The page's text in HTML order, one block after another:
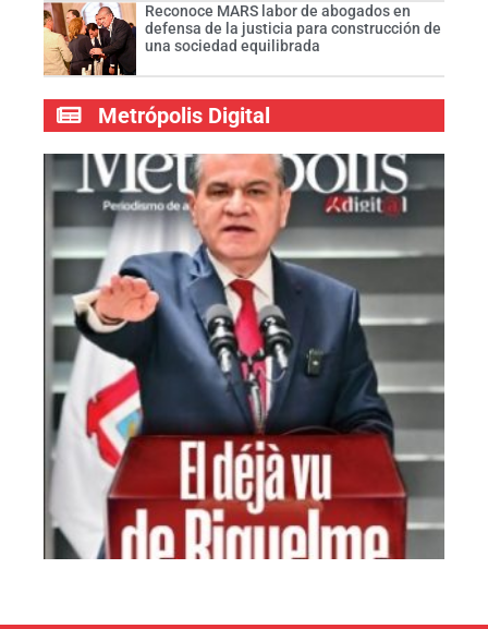
Reconoce MARS labor de abogados en
defensa de la justicia para construcción de
una sociedad equilibrada
Metrópolis Digital